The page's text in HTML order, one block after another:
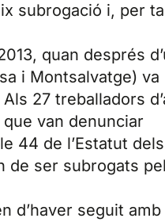
subrogació i, per
quan després
i Montsalvatge) va
27 treballadors
van denunciar
44 de l’Estatut dels
de ser subrogats
d’haver seguit